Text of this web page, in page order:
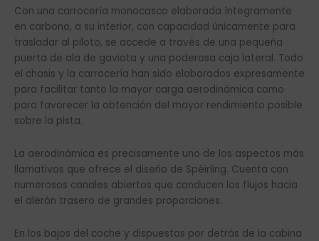
Con una carrocería monocasco elaborada íntegramente
en carbono, a su interior, con capacidad únicamente para
trasladar al piloto, se accede a través de una pequeña
puerta de ala de gaviota y una poderosa caja lateral. Todo
el chasis y la carrocería han sido elaborados expresamente
para facilitar tanto la mayor carga aerodinámica como
para favorecer la obtención del mayor rendimiento posible
sobre la pista.
La aerodinámica es precisamente uno de los aspectos más
llamativos que ofrece el diseño de Spéirling. Cuenta con
numerosos canales abiertos que conducen los flujos hacia
el alerón trasero de grandes proporciones.
En los bajos del coche y dispuestas por detrás de la cabina